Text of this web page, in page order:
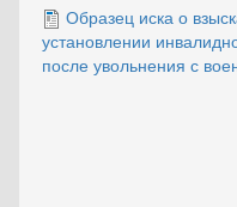
Образец иска о
установлении
после увольнения с